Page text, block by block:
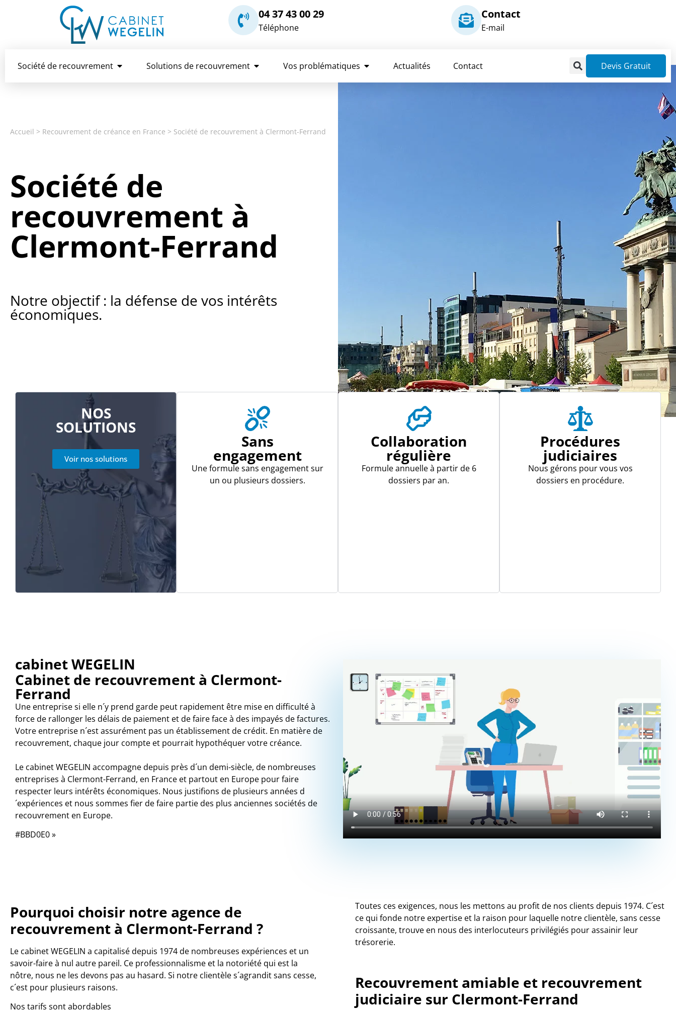
04 37 43 00 29
Téléphone
Contact
E-mail
Société de recouvrement Solutions de recouvrement Vos problématiques Actualités Contact Devis Gratuit
Accueil > Recouvrement de créance en France > Société de recouvrement à Clermont-Ferrand
Société de
recouvrement à
Clermont-Ferrand
Notre objectif : la défense de vos intérêts
économiques.
NOS
SOLUTIONS
Voir nos solutions
Sans
engagement
Une formule sans engagement sur
un ou plusieurs dossiers.
Collaboration
régulière
Formule annuelle à partir de 6
dossiers par an.
Procédures
judiciaires
Nous gérons pour vous vos
dossiers en procédure.
cabinet WEGELIN
Cabinet de recouvrement à Clermont-
Ferrand
Une entreprise si elle n´y prend garde peut rapidement être mise en difficulté à
force de rallonger les délais de paiement et de faire face à des impayés de factures.
Votre entreprise n´est assurément pas un établissement de crédit. En matière de
recouvrement, chaque jour compte et pourrait hypothéquer votre créance.
Le cabinet WEGELIN accompagne depuis près d´un demi-siècle, de nombreuses
entreprises à Clermont-Ferrand, en France et partout en Europe pour faire
respecter leurs intérêts économiques. Nous justifions de plusieurs années d
´expériences et nous sommes fier de faire partie des plus anciennes sociétés de
recouvrement en Europe.
#BBD0E0 »
Pourquoi choisir notre agence de
recouvrement à Clermont-Ferrand ?
Le cabinet WEGELIN a capitalisé depuis 1974 de nombreuses expériences et un
savoir-faire à nul autre pareil. Ce professionnalisme et la notoriété qui est la
nôtre, nous ne les devons pas au hasard. Si notre clientèle s´agrandit sans cesse,
c´est pour plusieurs raisons.
Nos tarifs sont abordables
Toutes ces exigences, nous les mettons au profit de nos clients depuis 1974. C´est
ce qui fonde notre expertise et la raison pour laquelle notre clientèle, sans cesse
croissante, trouve en nous des interlocuteurs privilégiés pour assainir leur
trésorerie.
Recouvrement amiable et recouvrement
judiciaire sur Clermont-Ferrand